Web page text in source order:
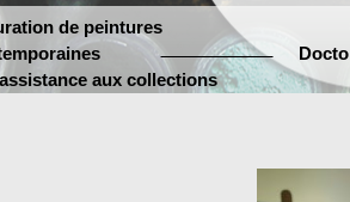
de peintures
aux collections